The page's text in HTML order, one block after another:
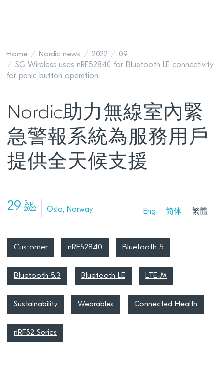
Home Nordic news 2022
09
SG Wireless uses nRF52840 for Bluetooth LE connectivity
for panic button operation
Nordic助力無線室內緊
急警報系統為服務用戶
提供全天候支援
29 Sep
2022
Oslo, Norway Eng 简体 繁體
Customer nRF52840 Bluetooth 5
Bluetooth 5.3 Bluetooth LE LTE-M
Sustainability Wearables Connected Health
nRF52 Series